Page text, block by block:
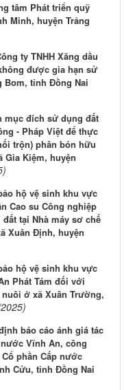
tâm Phát triển quỹ
Minh, huyện Trảng
ty TNHH Xăng dầu
được gia hạn sử
Bom, tỉnh Đồng Nai
mục đích sử dụng đất
- Pháp Việt để thực
trộn) phân bón hữu
Gia Kiệm, huyện
hộ vệ sinh khu vực
Cao su Công nghiệp
tại Nhà máy sơ chế
Xuân Định, huyện
hộ vệ sinh khu vực
Phát Tám đối với
ở xã Xuân Trường,
báo cáo ánh giá tác
Vĩnh An, công
phần Cấp nước
Cửu, tỉnh Đồng Nai